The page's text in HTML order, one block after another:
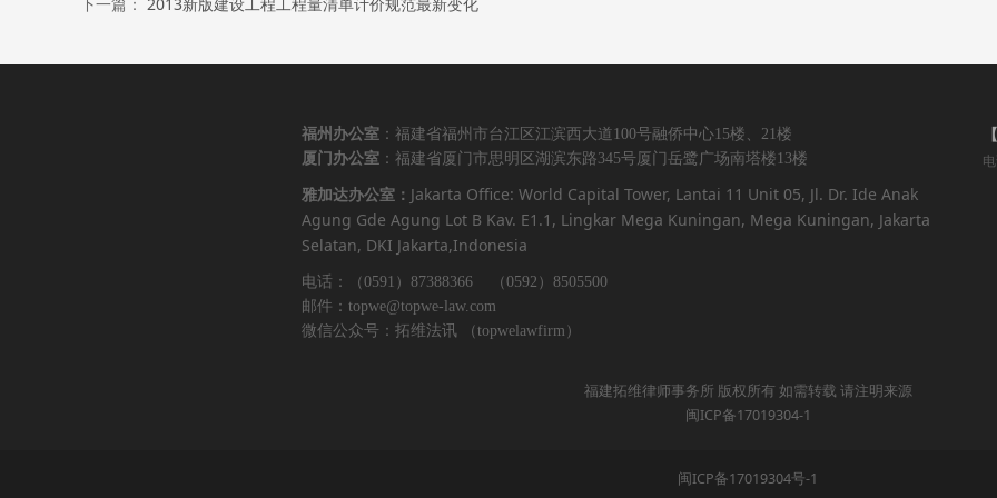
福州办公室 ：福建省福州市台江区江滨西大道100号融侨中心15楼、21楼
厦门办公室 ：福建省厦门市思明区湖滨东路345号厦门岳鹭广场南塔楼13楼
雅加达办公室： Jakarta Office: World Capital Tower, Lantai 11 Unit 05, Jl. Dr. Ide Anak
Agung Gde Agung Lot B Kav. E1.1, Lingkar Mega Kuningan, Mega Kuningan, Jakarta
Selatan, DKI Jakarta,Indonesia
电话：（0591）87388366 （0592）8505500
邮件：topwe@topwe-law.com
微信公众号：拓维法讯 （topwelawfirm）
福建拓维律师事务所 版权所有 如需转载 请注明来源
闽ICP备17019304-1
闽ICP备17019304号-1